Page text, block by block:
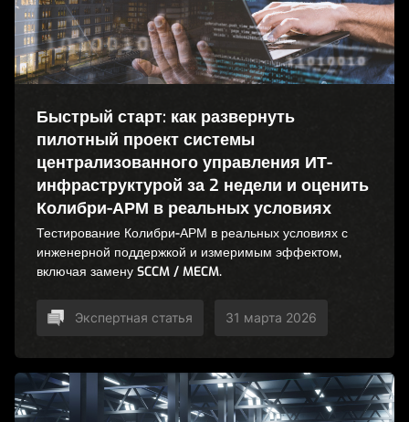
Быстрый старт: как развернуть
пилотный проект системы
централизованного управления ИТ-
инфраструктурой за 2 недели и оценить
Колибри-АРМ в реальных условиях
Тестирование Колибри-АРМ в реальных условиях с
инженерной поддержкой и измеримым эффектом,
включая замену SCCM / MECM.
Экспертная статья 31 марта 2026